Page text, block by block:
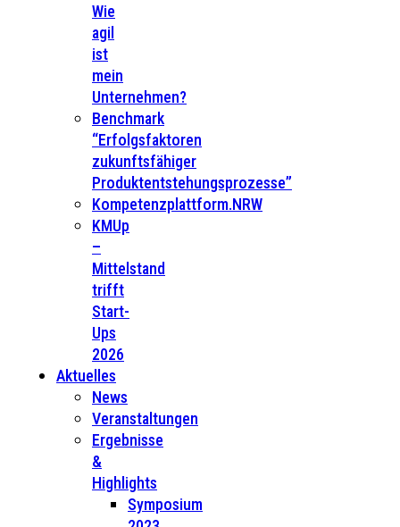
Wie
agil
ist
mein
Unternehmen?
Benchmark
“Erfolgsfaktoren
zukunftsfähiger
Produktentstehungsprozesse”
Kompetenzplattform.NRW
KMUp
–
Mittelstand
trifft
Start-
Ups
2026
Aktuelles
News
Veranstaltungen
Ergebnisse
&
Highlights
Symposium